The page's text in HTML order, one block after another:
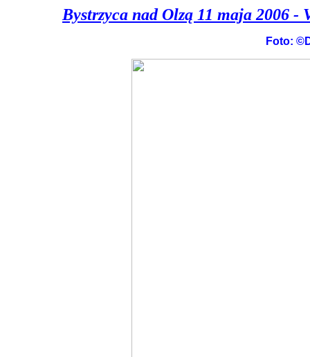
Bystrzyca nad Olzą 11 maja 2006 -
Foto: